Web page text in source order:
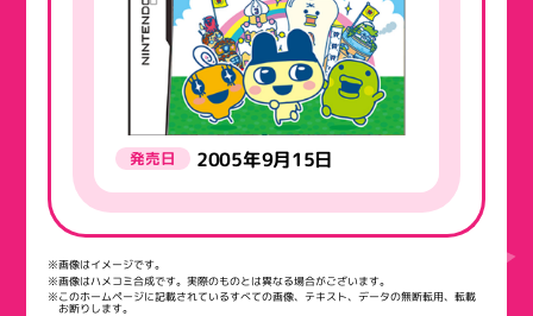
発売日 2005年9月15日
※画像はイメージです。
※画像はハメコミ合成です。実際のものとは異なる場合がございます。
※このホームページに記載されているすべての画像、テキスト、データの無断転用、転載
お断りします。